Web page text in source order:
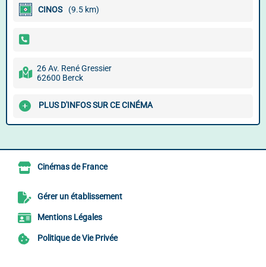
CINOS (9.5 km)
26 Av. René Gressier
62600 Berck
PLUS D'INFOS SUR CE CINÉMA
Cinémas de France
Gérer un établissement
Mentions Légales
Politique de Vie Privée